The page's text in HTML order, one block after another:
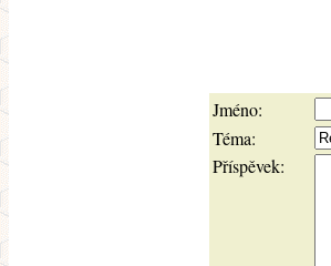
Jméno:
Téma:
Příspěvek: